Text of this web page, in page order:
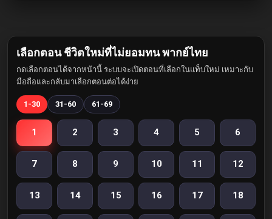
เลือกตอน ชีวิตใหม่ที่ไม่ยอมทน พากย์ไทย
กดเลือกตอนได้จากหน้านี้ ระบบจะเปิดตอนที่เลือกในแท็บใหม่ เหมาะกับ
มือถือและกลับมาเลือกตอนต่อได้ง่าย
1-30 31-60 61-69
1 2 3 4 5 6
7 8 9 10 11 12
13 14 15 16 17 18